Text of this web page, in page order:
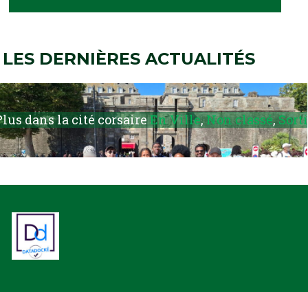
LES DERNIÈRES ACTUALITÉS
dans la cité corsaireEn Ville,Non classé,